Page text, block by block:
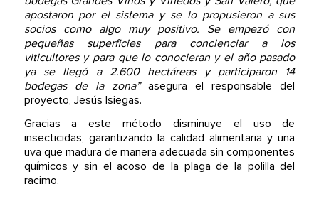
apostaron por el sistema y se lo propusieron a sus
socios como algo muy positivo. Se empezó con
pequeñas superficies para concienciar a los
viticultores y para que lo conocieran y el año pasado
ya se llegó a 2.600 hectáreas y participaron 14
bodegas de la zona”asegura el responsable del
proyecto, Jesús Isiegas.
Gracias a este método disminuye el uso de
insecticidas, garantizando la calidad alimentaria y una
uva que madura de manera adecuada sin componentes
químicos y sin el acoso de la plaga de la polilla del
racimo.